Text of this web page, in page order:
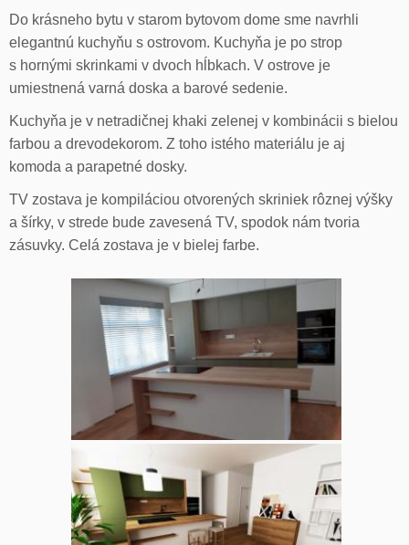
Do krásneho bytu v starom bytovom dome sme navrhli
elegantnú kuchyňu s ostrovom. Kuchyňa je po strop
s hornými skrinkami v dvoch hĺbkach. V ostrove je
umiestnená varná doska a barové sedenie.
Kuchyňa je v netradičnej khaki zelenej v kombinácii s bielou
farbou a drevodekorom. Z toho istého materiálu je aj
komoda a parapetné dosky.
TV zostava je kompiláciou otvorených skriniek rôznej výšky
a šírky, v strede bude zavesená TV, spodok nám tvoria
zásuvky. Celá zostava je v bielej farbe.